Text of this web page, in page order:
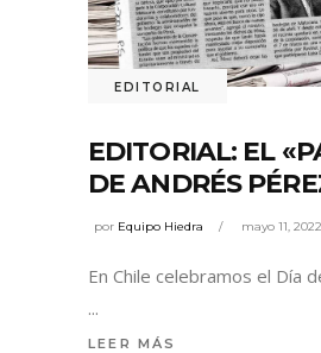
EDITORIAL
EDITORIAL: EL
DE ANDRÉS
por Equipo Hiedra mayo 11, 2022
En Chile celebramos el Día
LEER MÁS